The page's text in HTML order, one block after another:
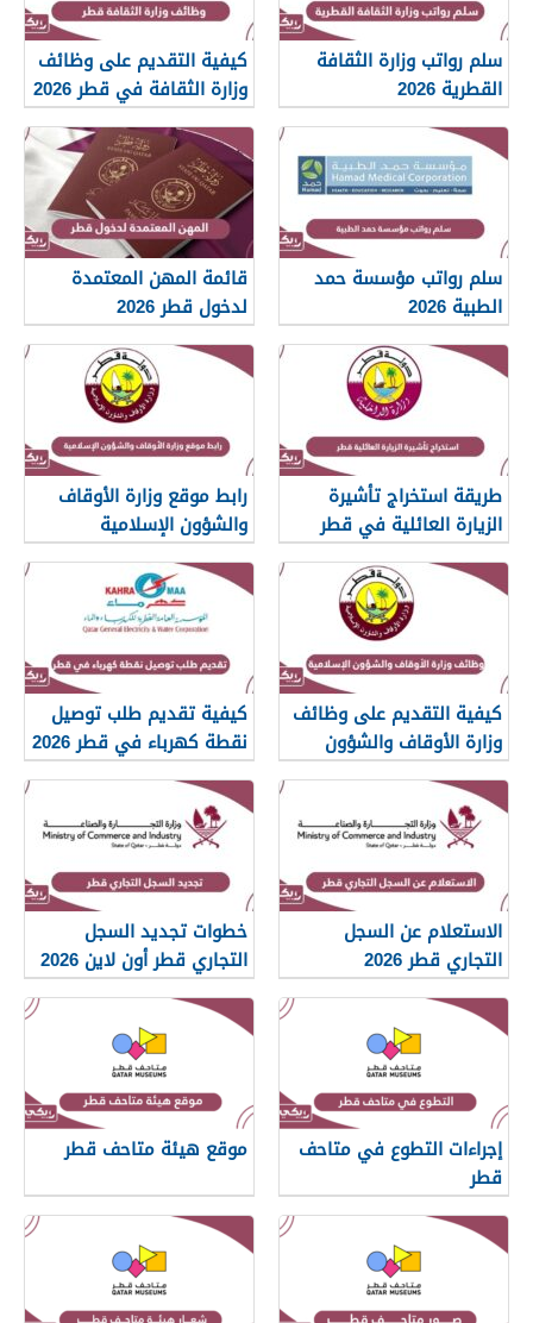
سلم رواتب وزارة الثقافة
القطرية 2026
كيفية التقديم على وظائف
وزارة الثقافة في قطر 2026
سلم رواتب مؤسسة حمد
الطبية 2026
قائمة المهن المعتمدة
لدخول قطر 2026
طريقة استخراج تأشيرة
الزيارة العائلية في قطر
2026
رابط موقع وزارة الأوقاف
والشؤون الإسلامية
islam.gov.qa
كيفية التقديم على وظائف
وزارة الأوقاف والشؤون
الإسلامية قطر 2026
كيفية تقديم طلب توصيل
نقطة كهرباء في قطر 2026
الاستعلام عن السجل
التجاري قطر 2026
خطوات تجديد السجل
التجاري قطر أون لاين 2026
إجراءات التطوع في متاحف
قطر
موقع هيئة متاحف قطر